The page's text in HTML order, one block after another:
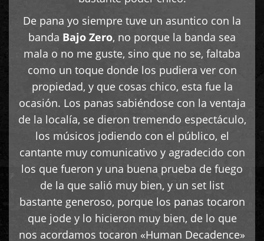
De pana yo siempre tuve un asuntico con la
banda Bajo Zero, no porque la banda sea
mala o no me guste, sino que no se, faltaba
como un toque donde los pudiera ver con
propiedad, y que cosas chico, esta fue la
ocasión. Los panas sabiéndose con la ventaja
de la localía, se dieron tremendo espectáculo,
los músicos jodiendo con el público, el
cantante muy comunicativo y agradecido con
los que fueron y una buena prueba de fuego
de la que salió muy bien, y un set list
bastante generoso, porque los panas tocaron
que jode y lo hicieron muy bien, de lo que
nos acordamos tocaron «Human Decadence»